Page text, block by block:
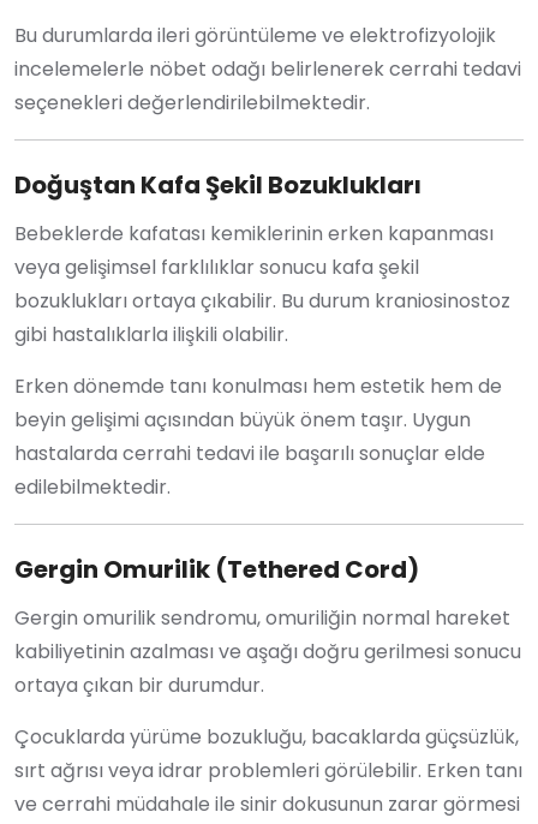
Bu durumlarda ileri görüntüleme ve elektrofizyolojik
incelemelerle nöbet odağı belirlenerek cerrahi tedavi
seçenekleri değerlendirilebilmektedir.
Doğuştan Kafa Şekil Bozuklukları
Bebeklerde kafatası kemiklerinin erken kapanması
veya gelişimsel farklılıklar sonucu kafa şekil
bozuklukları ortaya çıkabilir. Bu durum kraniosinostoz
gibi hastalıklarla ilişkili olabilir.
Erken dönemde tanı konulması hem estetik hem de
beyin gelişimi açısından büyük önem taşır. Uygun
hastalarda cerrahi tedavi ile başarılı sonuçlar elde
edilebilmektedir.
Gergin Omurilik (Tethered Cord)
Gergin omurilik sendromu, omuriliğin normal hareket
kabiliyetinin azalması ve aşağı doğru gerilmesi sonucu
ortaya çıkan bir durumdur.
Çocuklarda yürüme bozukluğu, bacaklarda güçsüzlük,
sırt ağrısı veya idrar problemleri görülebilir. Erken tanı
ve cerrahi müdahale ile sinir dokusunun zarar görmesi